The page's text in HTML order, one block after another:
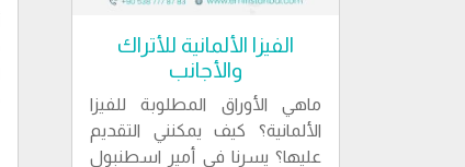
الفيزا الألمانية للأتراك
والأجانب
ماهي الأوراق المطلوبة للفيزا
الألمانية؟ كيف يمكنني التقديم
عليها؟ يسرنا في أمير اسطنبول